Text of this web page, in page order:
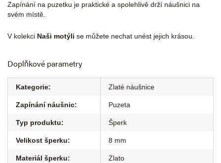
Zapínání na puzetku je praktické a spolehlivě drží náušnici na
svém místě.
V kolekci Naši motýli se můžete nechat unést jejich krásou.
Doplňkové parametry
Kategorie: Zlaté náušnice
Zapínání náušnic: Puzeta
Typ produktu: Šperk
Velikost šperku: 8 mm
Materiál šperku: Zlato